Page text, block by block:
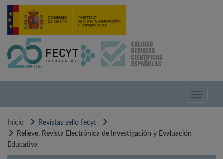
Pasar
contenido
Toggle
Inicio
Revistas sello fecyt
Relieve. Revista Electrónica de Investigación y Evaluación
Educativa